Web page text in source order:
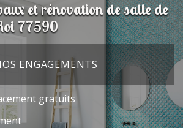
et rénovation de salle de
77590
ENGAGEMENTS
gratuits